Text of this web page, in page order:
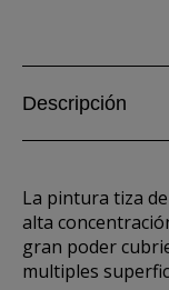
Descripción
La pintura tiza
alta
gran poder
multiples